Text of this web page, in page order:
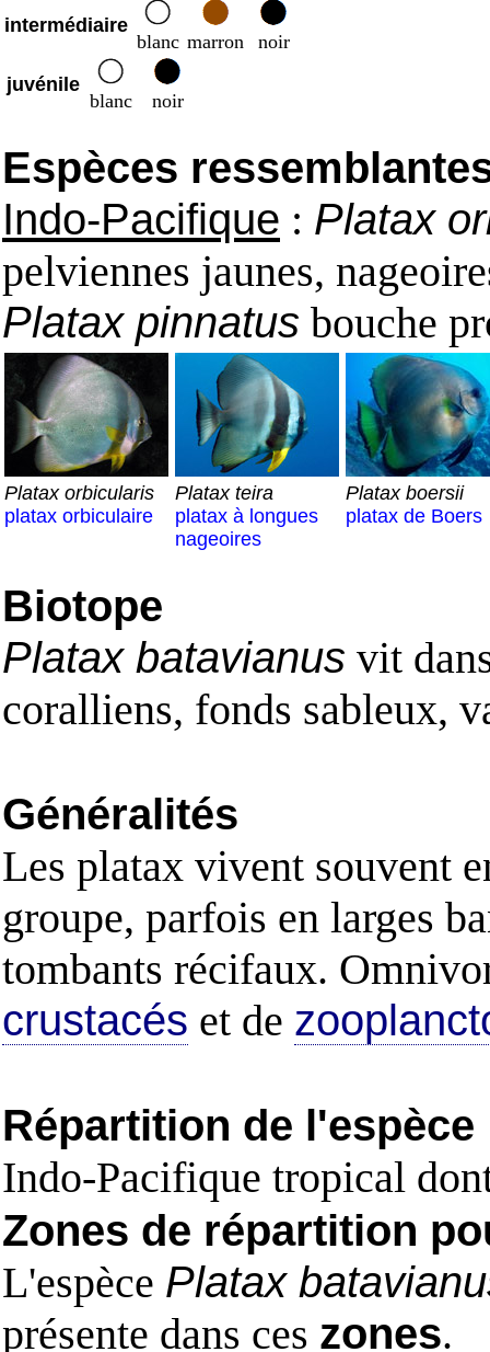
intermédiaire
blanc marron
noir
juvénile
blanc noir
Espèces
Indo-Pacifique : Platax
pelviennes jaunes,
Platax pinnatus bouche
Platax orbicularis
platax orbiculaire
Platax teira
platax à longues
nageoires
Platax boersii
platax de Boers
Biotope
Platax batavianus vit
coralliens, fonds sableux,
Généralités
Les platax vivent souvent
groupe, parfois en larges
tombants récifaux.
crustacés et de
Répartition de l'espèce
Indo-Pacifique tropical
Zones de répartition
L'espèce Platax
présente dans ces zones.